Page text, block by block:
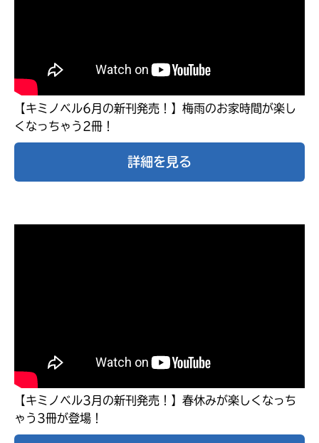
キミノラジオ配信中！
いろんな動画が
ギャラリー
【キミノベル6月の新刊発売！】梅雨のお家時間が楽し
くなっちゃう2冊！
詳細を見る
【キミノベル3月の新刊発売！】春休みが楽しくなっち
ゃう3冊が登場！